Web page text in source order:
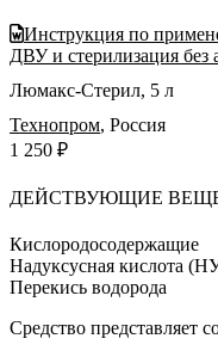
Инструкция по
ДВУ и стерилизация без
Люмакс-Стерил, 5 л
Технопром, Россия
ДЕЙСТВУЮЩИЕ
Кислородосодержащие
Надуксусная кислота
Перекись водорода
Средство представляет
1 250 ₽